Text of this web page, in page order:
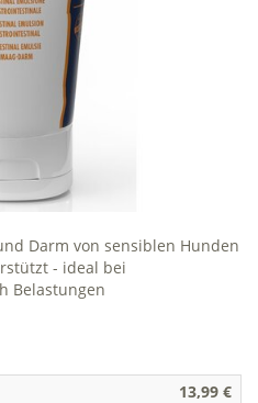
Darm von sensiblen Hunden
- ideal bei
Belastungen
13,99 €